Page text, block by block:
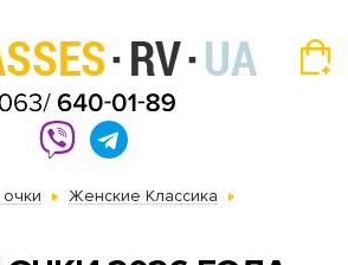
Женские Классика